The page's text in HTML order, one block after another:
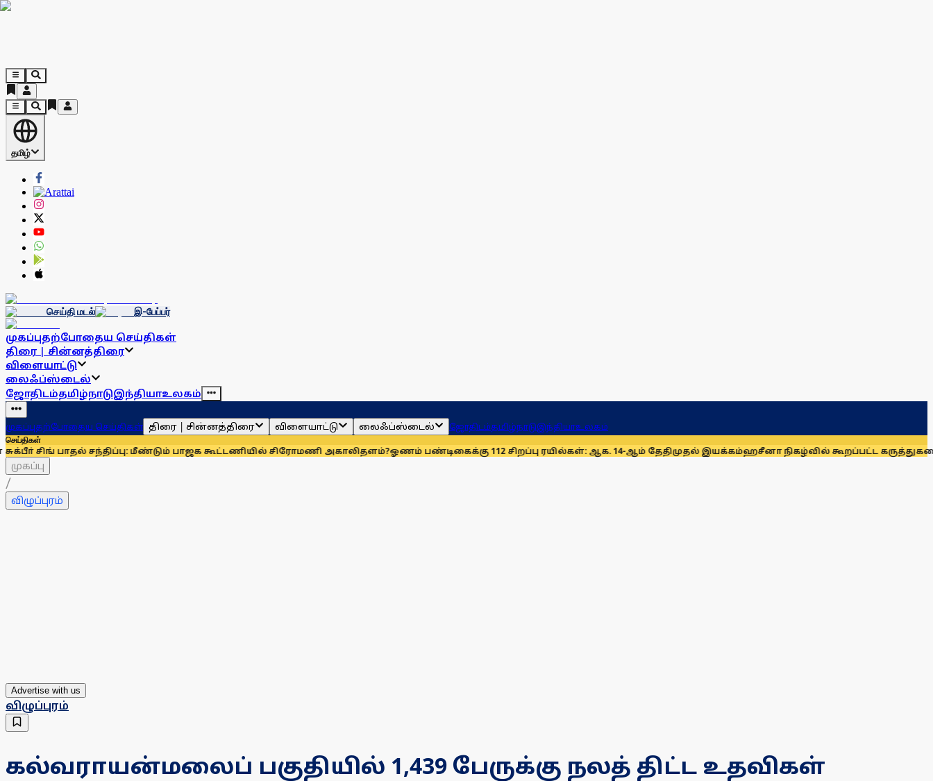
தமிழ்
செய்தி மடல் இ-பேப்பர்
முகப்புதற்போதைய செய்திகள்
திரை | சின்னத்திரை
விளையாட்டு
லைஃப்ஸ்டைல்
ஜோதிடம்தமிழ்நாடுஇந்தியாஉலகம்
முகப்புதற்போதைய செய்திகள் திரை | சின்னத்திரை விளையாட்டு லைஃப்ஸ்டைல் ஜோதிடம்தமிழ்நாடுஇந்தியாஉலகம்
செய்திகள்
பாதல் சந்திப்பு: மீண்டும் பாஜக கூட்டணியில் சிரோமணி அகாலிதளம்?ஓணம் பண்டிகைக்கு 112 சிறப்பு ரயில்கள்: ஆக. 14-ஆம் தேதிமுதல் இயக்கம்ஹசீனா நிகழ்வில் கூறப்பட்ட கருத்துகளை
முகப்பு
/
விழுப்புரம்
Advertise with us
விழுப்புரம்
கல்வராயன்மலைப் பகுதியில் 1,439 பேருக்கு நலத் திட்ட உதவிகள்